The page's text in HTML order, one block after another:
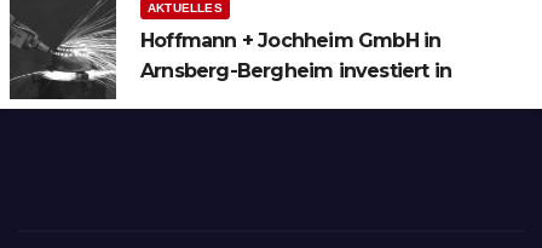
AKTUELLES
Hoffmann + Jochheim GmbH in
Arnsberg-Bergheim investiert in